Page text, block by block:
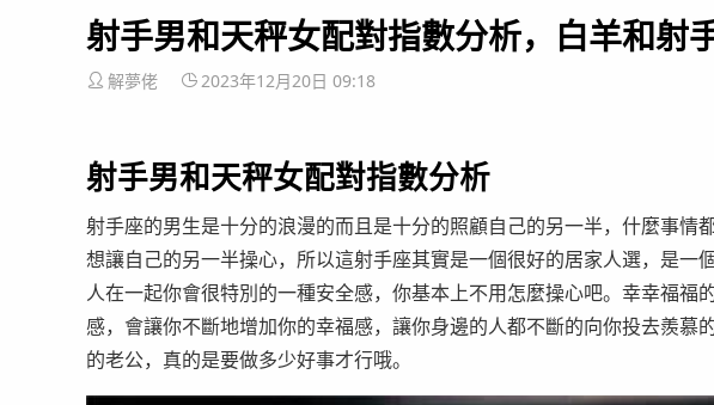
射手男和天秤女配對指數分析，白羊和射
解夢佬 2023年12月20日 09:18
射手男和天秤女配對指數分析
射手座的男生是十分的浪漫的而且是十分的照顧自己的另一半，什麼事情
想讓自己的另一半操心，所以這射手座其實是一個很好的居家人選，是一
人在一起你會很特別的一種安全感，你基本上不用怎麼操心吧。幸幸福福
感，會讓你不斷地增加你的幸福感，讓你身邊的人都不斷的向你投去羨慕
的老公，真的是要做多少好事才行哦。